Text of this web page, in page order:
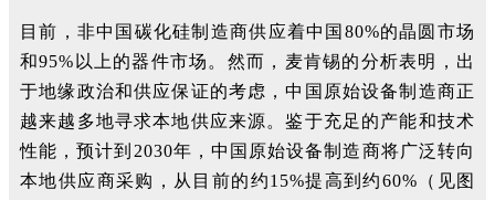
目前，非中国碳化硅制造商供应着中国80%的晶圆市场
和95%以上的器件市场。然而，麦肯锡的分析表明，出
于地缘政治和供应保证的考虑，中国原始设备制造商正
越来越多地寻求本地供应来源。鉴于充足的产能和技术
性能，预计到2030年，中国原始设备制造商将广泛转向
本地供应商采购，从目前的约15%提高到约60%（见图